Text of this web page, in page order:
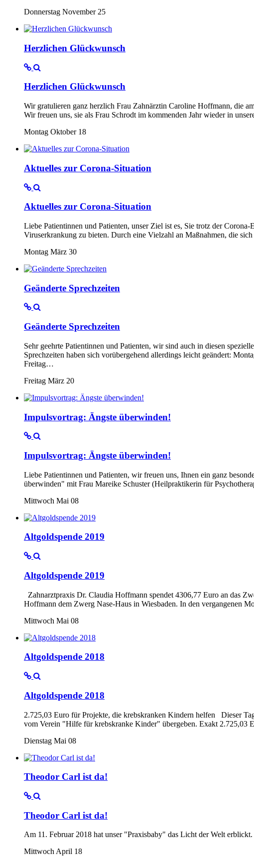
Donnerstag November 25
Herzlichen Glückwunsch
Herzlichen Glückwunsch
Wir gratulieren ganz herzlich Frau Zahnärztin Caroline Hoffmann, die
Wir freuen uns, sie als Frau Schrodt im kommenden Jahr wieder in
Montag Oktober 18
Aktuelles zur Corona-Situation
Aktuelles zur Corona-Situation
Liebe Patientinnen und Patienten, unser Ziel ist es, Sie trotz der
Viruserkrankung zu bieten. Durch eine Vielzahl an Maßnahmen, die
Montag März 30
Geänderte Sprechzeiten
Geänderte Sprechzeiten
Sehr geehrte Patientinnen und Patienten, wir sind auch in diesen
Sprechzeiten haben sich vorübergehend allerdings leicht geändert:
Freitag…
Freitag März 20
Impulsvortrag: Ängste überwinden!
Impulsvortrag: Ängste überwinden!
Liebe Patientinnen und Patienten, wir freuen uns, Ihnen ein ganz
überwinden" mit Frau Mareike Schuster (Heilpraktikerin für
Mittwoch Mai 08
Altgoldspende 2019
Altgoldspende 2019
Zahnarztpraxis Dr. Claudia Hoffmann spendet 4306,77 Euro an das
Hoffmann dem Zwerg Nase-Haus in Wiesbaden. In den vergangenen
Mittwoch Mai 08
Altgoldspende 2018
Altgoldspende 2018
2.725,03 Euro für Projekte, die krebskranken Kindern helfen Dieser
vom Verein "Hilfe für krebskranke Kinder" übergeben. Exakt 2.725,03
Dienstag Mai 08
Theodor Carl ist da!
Theodor Carl ist da!
Am 11. Februar 2018 hat unser "Praxisbaby" das Licht der Welt
Mittwoch April 18